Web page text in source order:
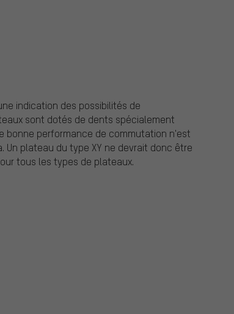
indication des possibilités de
sont dotés de dents spécialement
bonne performance de commutation n'est
plateau du type XY ne devrait donc être
tous les types de plateaux.